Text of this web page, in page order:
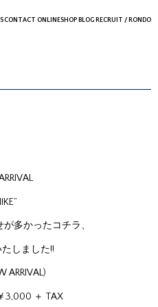
CONTACT ONLINESHOP BLOG RECRUIT / RONDO
多かったコチラ、
しました!!
ARRIVAL)
3,000 ＋ TAX